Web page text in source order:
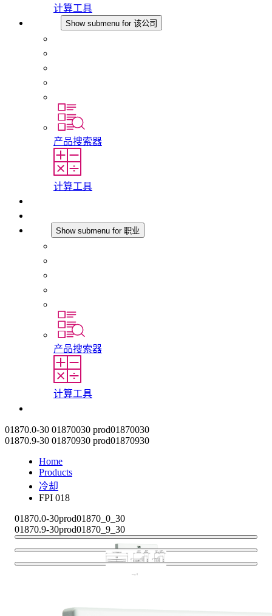
计算工具
Show submenu for 该公司
产品搜索器
计算工具
Show submenu for 职业
产品搜索器
计算工具
01870.0-30 01870030 prod01870030
01870.9-30 01870930 prod01870930
Home
Products
冷却
FPI 018
01870.0-30prod01870_0_30
01870.9-30prod01870_9_30